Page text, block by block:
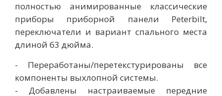
полностью анимированные классические
приборы приборной панели Peterbilt,
переключатели и вариант спального места
длиной 63 дюйма.
- Переработаны/перетекстурированы все
компоненты выхлопной системы.
- Добавлены настраиваемые передние